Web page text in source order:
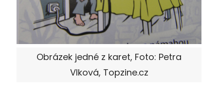
Obrázek jedné z karet, Foto: Petra
Vlková, Topzine.cz